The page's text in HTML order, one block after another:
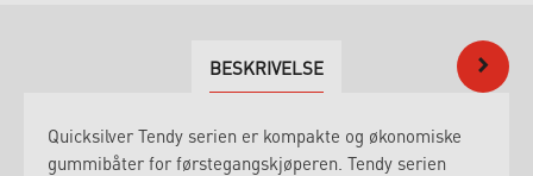
BESKRIVELSE
Quicksilver Tendy serien er kompakte og økonomiske
gummibåter for førstegangskjøperen. Tendy serien